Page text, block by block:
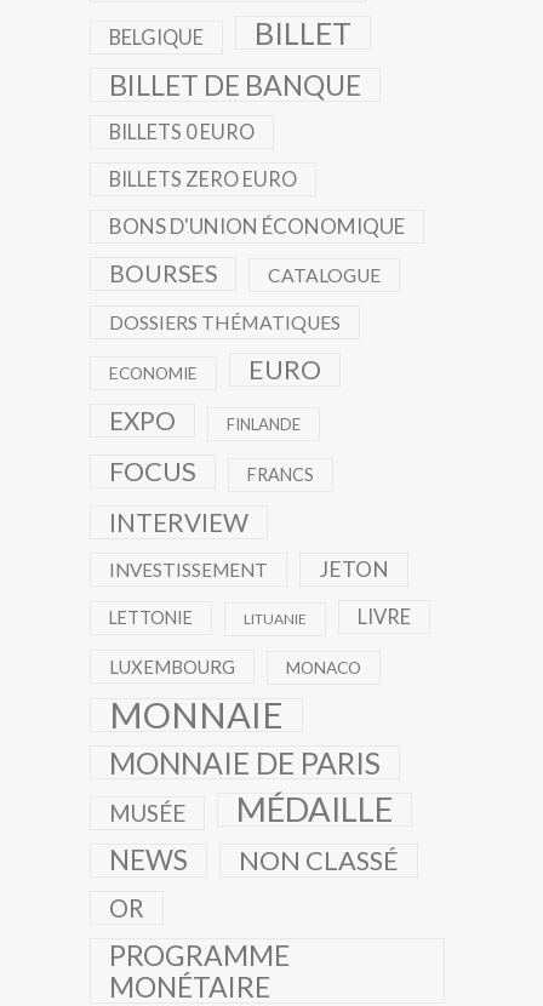
BELGIQUE BILLET
BILLET DE BANQUE
BILLETS 0 EURO
BILLETS ZERO EURO
BONS D'UNION ÉCONOMIQUE
BOURSES CATALOGUE
DOSSIERS THÉMATIQUES
ECONOMIE EURO
EXPO FINLANDE
FOCUS FRANCS
INTERVIEW
INVESTISSEMENT JETON
LETTONIE LITUANIE LIVRE
LUXEMBOURG MONACO
MONNAIE
MONNAIE DE PARIS
MUSÉE MÉDAILLE
NEWS NON CLASSÉ
OR
PROGRAMME
MONÉTAIRE